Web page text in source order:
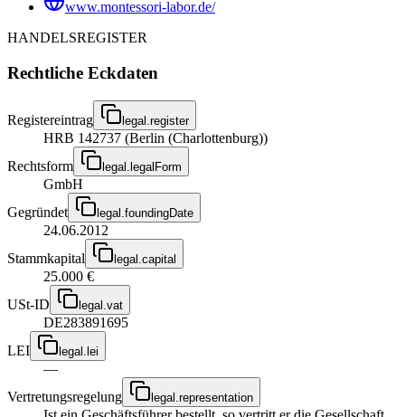
www.montessori-labor.de/
HANDELSREGISTER
Rechtliche Eckdaten
Registereintrag legal.register
HRB 142737 (Berlin (Charlottenburg))
Rechtsform
legal.legalForm
GmbH
Gegründet
legal.foundingDate
24.06.2012
Stammkapital
legal.capital
25.000 €
USt-ID
legal.vat
DE283891695
LEI
legal.lei
—
Vertretungsregelung
legal.representation